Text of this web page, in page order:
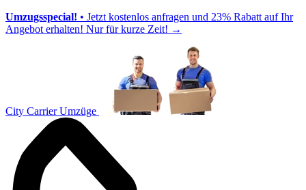
Umzugsspecial! • Jetzt kostenlos anfragen und 23% Rabatt auf Ihr
Angebot erhalten! Nur für kurze Zeit! →
City Carrier Umzüge